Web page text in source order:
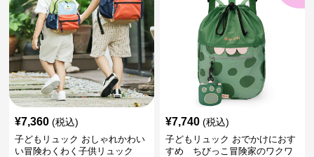
¥7,360 (税込)
子どもリュック おしゃれかわい
い冒険わくわく子供リュック
¥7,740 (税込)
子どもリュック おでかけにおす
すめ ちびっこ冒険家のワクワ